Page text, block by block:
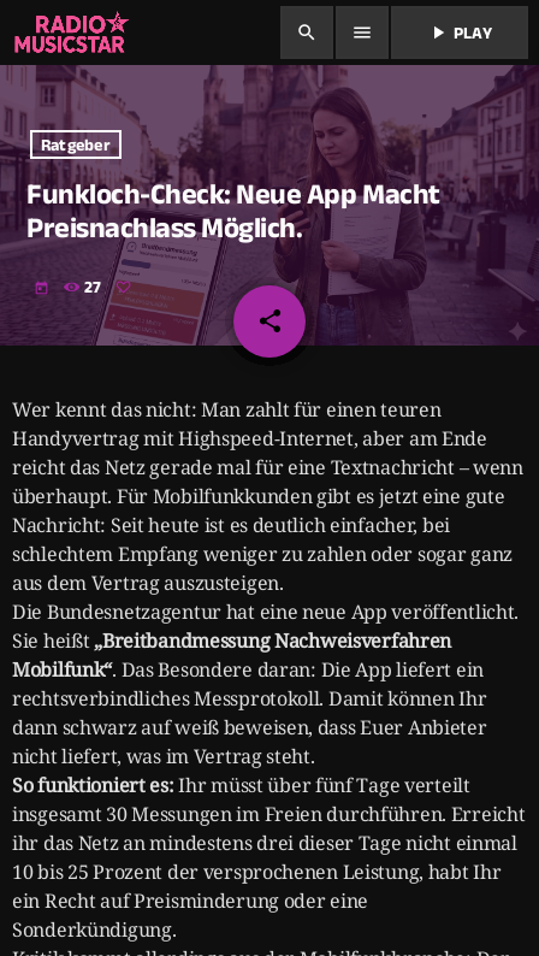
search menu play_arrow PLAY
Ratgeber
Funkloch-Check: Neue App Macht
Preisnachlass Möglich.
today 27
share
email
Wer kennt das nicht: Man zahlt für einen teuren
Handyvertrag mit Highspeed-Internet, aber am Ende
reicht das Netz gerade mal für eine Textnachricht – wenn
überhaupt. Für Mobilfunkkunden gibt es jetzt eine gute
Nachricht: Seit heute ist es deutlich einfacher, bei
schlechtem Empfang weniger zu zahlen oder sogar ganz
aus dem Vertrag auszusteigen.
Die Bundesnetzagentur hat eine neue App veröffentlicht.
Sie heißt „Breitbandmessung Nachweisverfahren
Mobilfunk“. Das Besondere daran: Die App liefert ein
rechtsverbindliches Messprotokoll. Damit können Ihr
dann schwarz auf weiß beweisen, dass Euer Anbieter
nicht liefert, was im Vertrag steht.
So funktioniert es:Ihr müsst über fünf Tage verteilt
insgesamt 30 Messungen im Freien durchführen. Erreicht
ihr das Netz an mindestens drei dieser Tage nicht einmal
10 bis 25 Prozent der versprochenen Leistung, habt Ihr
ein Recht auf Preisminderung oder eine
Sonderkündigung.